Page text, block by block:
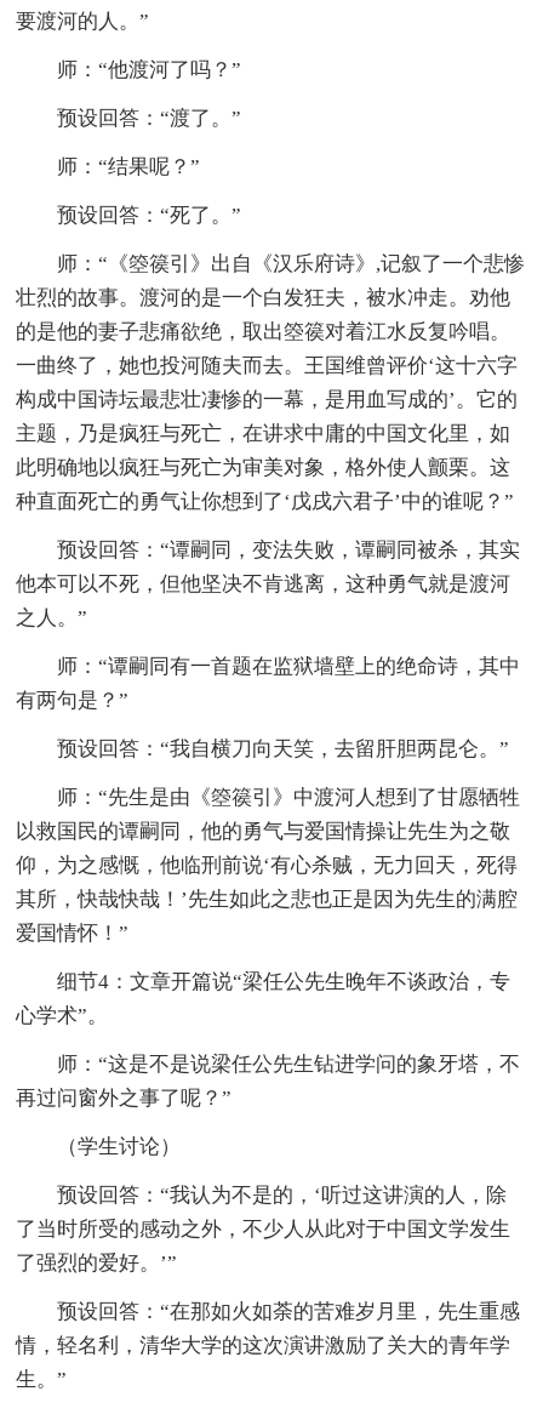
要渡河的人。”
师：“他渡河了吗？”
预设回答：“渡了。”
师：“结果呢？”
预设回答：“死了。”
师：“《箜篌引》出自《汉乐府诗》,记叙了一个悲惨
壮烈的故事。渡河的是一个白发狂夫，被水冲走。劝他
的是他的妻子悲痛欲绝，取出箜篌对着江水反复吟唱。
一曲终了，她也投河随夫而去。王国维曾评价‘这十六字
构成中国诗坛最悲壮凄惨的一幕，是用血写成的’。它的
主题，乃是疯狂与死亡，在讲求中庸的中国文化里，如
此明确地以疯狂与死亡为审美对象，格外使人颤栗。这
种直面死亡的勇气让你想到了‘戊戌六君子’中的谁呢？”
预设回答：“谭嗣同，变法失败，谭嗣同被杀，其实
他本可以不死，但他坚决不肯逃离，这种勇气就是渡河
之人。”
师：“谭嗣同有一首题在监狱墙壁上的绝命诗，其中
有两句是？”
预设回答：“我自横刀向天笑，去留肝胆两昆仑。”
师：“先生是由《箜篌引》中渡河人想到了甘愿牺牲
以救国民的谭嗣同，他的勇气与爱国情操让先生为之敬
仰，为之感慨，他临刑前说‘有心杀贼，无力回天，死得
其所，快哉快哉！’先生如此之悲也正是因为先生的满腔
爱国情怀！”
细节4：文章开篇说“梁任公先生晚年不谈政治，专
心学术”。
师：“这是不是说梁任公先生钻进学问的象牙塔，不
再过问窗外之事了呢？”
（学生讨论）
预设回答：“我认为不是的，‘听过这讲演的人，除
了当时所受的感动之外，不少人从此对于中国文学发生
了强烈的爱好。’”
预设回答：“在那如火如荼的苦难岁月里，先生重感
情，轻名利，清华大学的这次演讲激励了关大的青年学
生。”